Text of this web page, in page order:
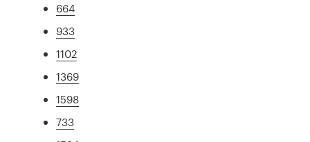
664
933
1102
1369
1598
733